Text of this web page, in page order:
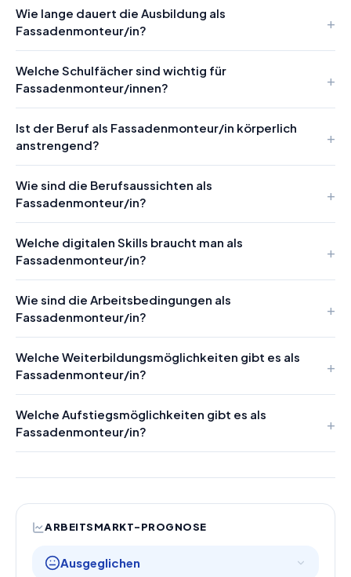
Wie lange dauert die Ausbildung als
Fassadenmonteur/in?
Welche Schulfächer sind wichtig für
Fassadenmonteur/innen?
Ist der Beruf als Fassadenmonteur/in körperlich
anstrengend?
Wie sind die Berufsaussichten als
Fassadenmonteur/in?
Welche digitalen Skills braucht man als
Fassadenmonteur/in?
Wie sind die Arbeitsbedingungen als
Fassadenmonteur/in?
Welche Weiterbildungsmöglichkeiten gibt es als
Fassadenmonteur/in?
Welche Aufstiegsmöglichkeiten gibt es als
Fassadenmonteur/in?
ARBEITSMARKT-PROGNOSE
Ausgeglichen